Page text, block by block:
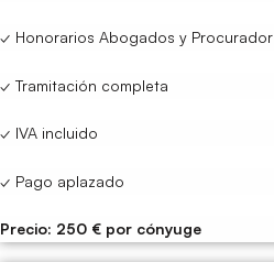
✓ Honorarios Abogados y Procurador
✓ Tramitación completa
✓ IVA incluido
✓ Pago aplazado
Precio: 250 € por cónyuge